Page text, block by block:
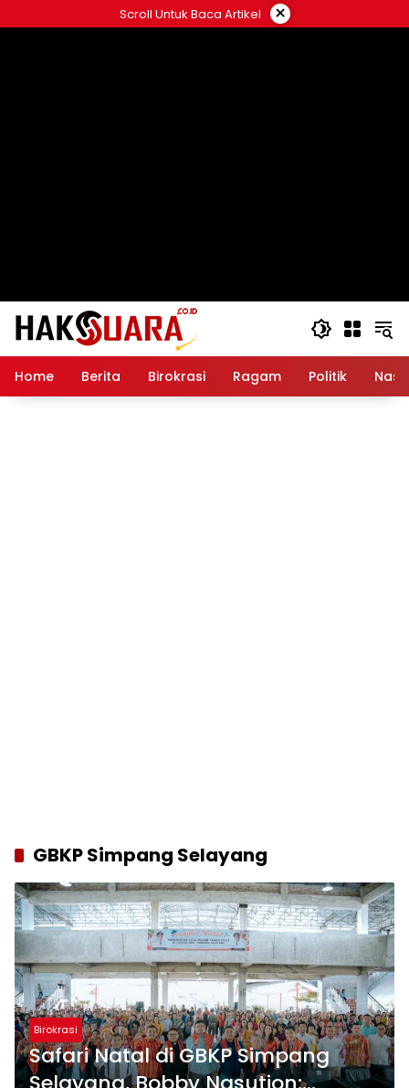
ke
Scroll Untuk Baca Artikel ×
Home Berita Birokrasi Ragam Politik
GBKP Simpang Selayang
Birokrasi
Safari Natal di GBKP Simpang